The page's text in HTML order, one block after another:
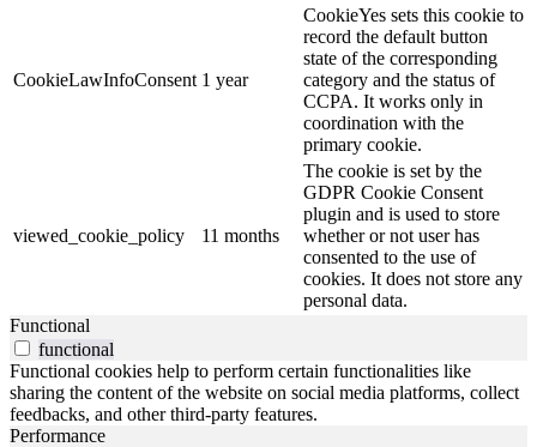
CookieLawInfoConsent 1 year
CookieYes sets this cookie to
record the default button
state of the corresponding
category and the status of
CCPA. It works only in
coordination with the
primary cookie.
viewed_cookie_policy 11 months
The cookie is set by the
GDPR Cookie Consent
plugin and is used to store
whether or not user has
consented to the use of
cookies. It does not store any
personal data.
Functional
functional
Functional cookies help to perform certain functionalities like
sharing the content of the website on social media platforms, collect
feedbacks, and other third-party features.
Performance